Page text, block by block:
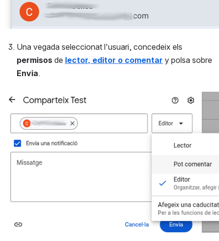
permisos de lector, editor o comentar
Envia.
Open